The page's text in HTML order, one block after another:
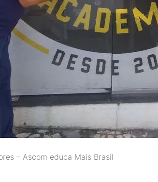
– Ascom educa Mais Brasil